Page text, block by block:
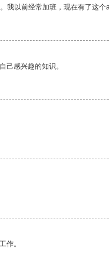
以前经常加班，现在有了这个
己感兴趣的知识。
作。